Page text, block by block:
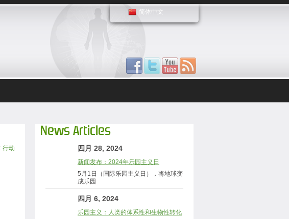
简体中文
行动
News Articles
四月 28, 2024
新闻发布：2024年乐园主义日
5月1日（国际乐园主义日），将地球变
成乐园
四月 6, 2024
乐园主义：人类的体系性和生物性转化